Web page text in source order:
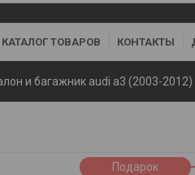
КАТАЛОГ ТОВАРОВ КОНТАКТЫ
и багажник audi a3 (2003-2012)
Подарок